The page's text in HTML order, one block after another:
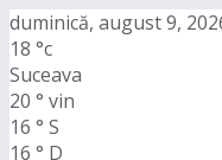
duminică, august 9,
18 °c
Suceava
20 ° vin
16 ° S
16 ° D